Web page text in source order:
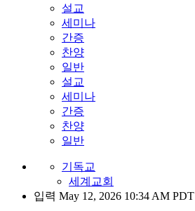
설교
세미나
간증
찬양
일반
설교
세미나
간증
찬양
일반
기독교
세계교회
입력 May 12, 2026 10:34 AM PDT